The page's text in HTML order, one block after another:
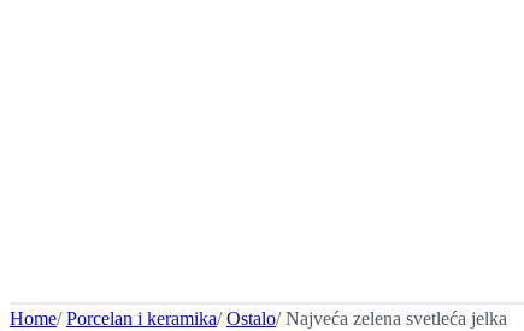
Home/Porcelan i keramika/Ostalo/ Najveća zelena svetleća jelka